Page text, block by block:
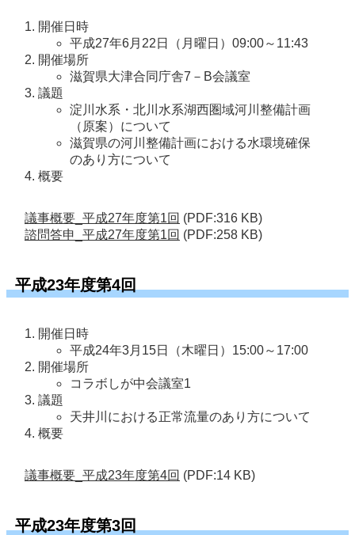
開催日時
平成27年6月22日（月曜日）09:00～11:43
開催場所
滋賀県大津合同庁舎7－B会議室
議題
淀川水系・北川水系湖西圏域河川整備計画
（原案）について
滋賀県の河川整備計画における水環境確保
のあり方について
概要
議事概要_平成27年度第1回 (PDF:316 KB)
諮問答申_平成27年度第1回 (PDF:258 KB)
平成23年度第4回
開催日時
平成24年3月15日（木曜日）15:00～17:00
開催場所
コラボしが中会議室1
議題
天井川における正常流量のあり方について
概要
議事概要_平成23年度第4回 (PDF:14 KB)
平成23年度第3回